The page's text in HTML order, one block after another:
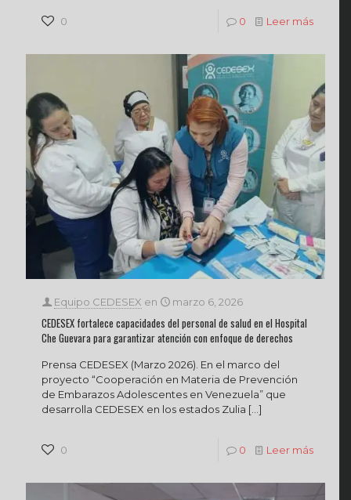
0 0 Leer más
Equipo CEDESEX en marzo 6, 2026
CEDESEX fortalece capacidades del personal de salud en el Hospital
Che Guevara para garantizar atención con enfoque de derechos
Prensa CEDESEX (Marzo 2026). En el marco del
proyecto “Cooperación en Materia de Prevención
de Embarazos Adolescentes en Venezuela” que
desarrolla CEDESEX en los estados Zulia […]
0 0 Leer más